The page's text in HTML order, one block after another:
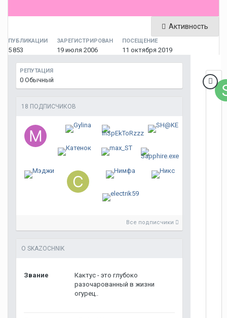
Активность
ПУБЛИКАЦИИ
5 853
ЗАРЕГИСТРИРОВАН
19 июля 2006
ПОСЕЩЕНИЕ
11 октября 2019
РЕПУТАЦИЯ
0 Обычный
18 ПОДПИСЧИКОВ
Все подписчики
О SKAZOCHNIK
Звание
Кактус - это глубоко
разочарованный в жизни
огурец..